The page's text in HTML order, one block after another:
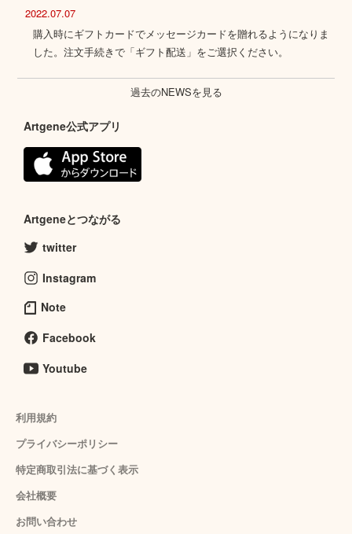
2022.07.07
購入時にギフトカードでメッセージカードを贈れるようになりま
した。注文手続きで「ギフト配送」をご選択ください。
過去のNEWSを見る
Artgene公式アプリ
Artgeneとつながる
twitter
Instagram
Note
Facebook
Youtube
利用規約
プライバシーポリシー
特定商取引法に基づく表示
会社概要
お問い合わせ